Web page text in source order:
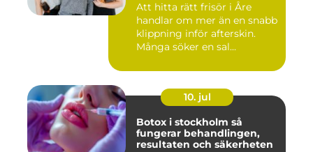
Att hitta rätt frisör i Åre
handlar om mer än en snabb
klippning inför afterskin.
Många söker en sal...
10. jul
Botox i stockholm så
fungerar behandlingen,
resultaten och säkerheten